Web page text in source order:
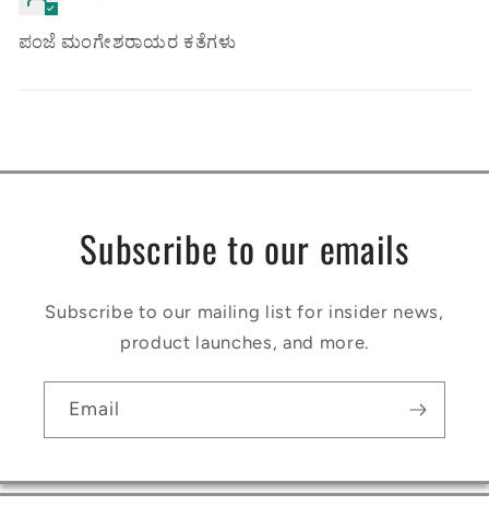
ಪಂಜೆ ಮಂಗೇಶರಾಯರ ಕತೆಗಳು
Subscribe to our emails
Subscribe to our mailing list for insider news,
product launches, and more.
Email